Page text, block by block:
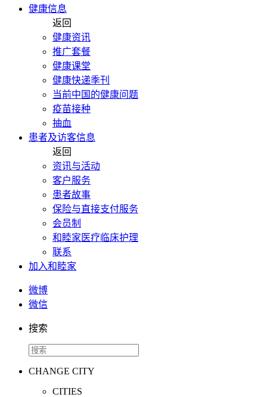
健康信息
返回
健康资讯
推广套餐
健康课堂
健康快递季刊
当前中国的健康问题
疫苗接种
抽血
患者及访客信息
返回
资讯与活动
客户服务
患者故事
保险与直接支付服务
会员制
和睦家医疗临床护理
联系
加入和睦家
微博
微信
搜索
CHANGE CITY
CITIES